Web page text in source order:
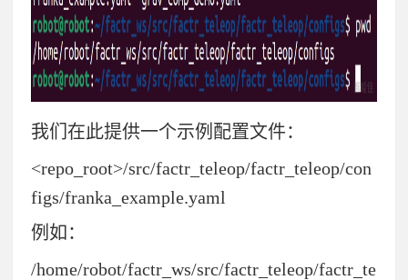
我们在此提供一个示例配置文件：
<repo_root>/src/factr_teleop/factr_teleop/con
figs/franka_example.yaml
例如：
/home/robot/factr_ws/src/factr_teleop/factr_te